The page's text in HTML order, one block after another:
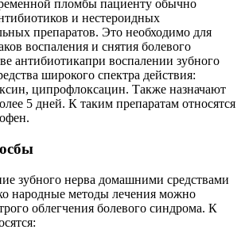
пломбы пациенту обычно
и нестероидных
препаратов. Это необходимо для
воспаления и снятия болевого
антибиотикапри воспалении зубного
широкого спектра действия:
ципрофлоксацин. Также назначают
5 дней. К таким препаратам относятся
зубного нерва домашними средствами
народные методы лечения можно
облегчения болевого синдрома. К